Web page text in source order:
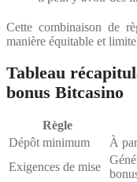
Cette combinaison de
manière équitable et
Tableau
bonus Bitcasino
Règle
Dépôt minimum
À
Exigences de mise